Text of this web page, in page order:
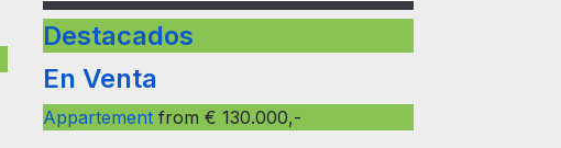
Destacados
En Venta
Appartement from € 130.000,-